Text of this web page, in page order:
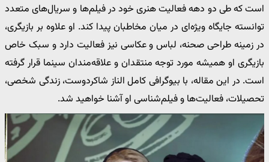
است که طی دو دهه فعالیت هنری خود در فیلم‌ها و سریال‌های متعدد
توانسته جایگاه ویژه‌ای در میان مخاطبان پیدا کند. او علاوه بر بازیگری،
در زمینه طراحی صحنه، لباس و عکاسی نیز فعالیت دارد و سبک خاص
بازیگری او همیشه مورد توجه منتقدان و علاقه‌مندان سینما قرار گرفته
است. در این مقاله، با بیوگرافی کامل الناز شاکردوست، زندگی شخصی،
تحصیلات، فعالیت‌ها و فیلم‌شناسی او آشنا خواهید شد.